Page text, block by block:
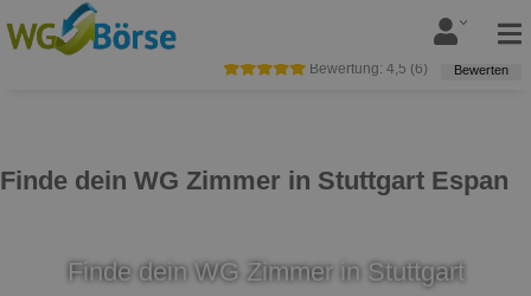
Finde dein WG Zimmer in Stuttgart Espan
Bewertung: 4,5 (6) Bewerten
Finde dein WG Zimmer in Stuttgart